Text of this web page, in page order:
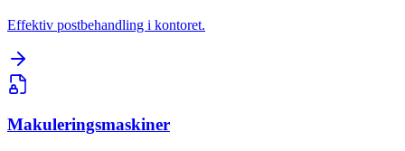
Effektiv postbehandling i kontoret.
Makuleringsmaskiner